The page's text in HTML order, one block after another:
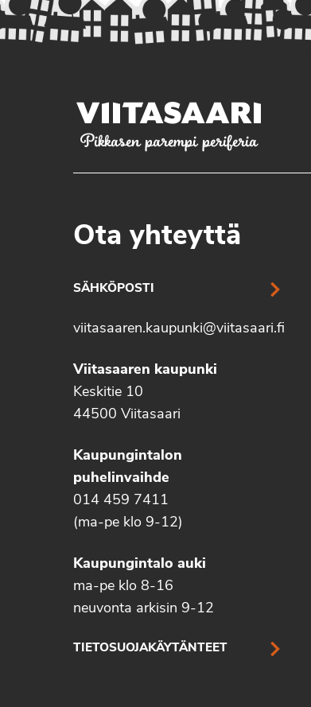
Pikkasen parempi periferia
Ota yhteyttä
SÄHKÖPOSTI
viitasaaren.kaupunki@viitasaari.fi
Viitasaaren kaupunki
Keskitie 10
44500 Viitasaari
Kaupungintalon
puhelinvaihde
014 459 7411
(ma-pe klo 9-12)
Kaupungintalo auki
ma-pe klo 8-16
neuvonta arkisin 9-12
TIETOSUOJAKÄYTÄNTEET